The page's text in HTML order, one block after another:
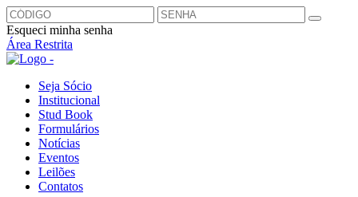
Esqueci minha senha
Área Restrita
Seja Sócio
Institucional
Stud Book
Formulários
Notícias
Eventos
Leilões
Contatos